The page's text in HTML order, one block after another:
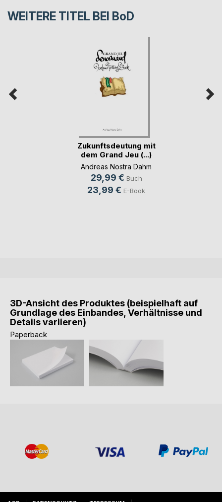
WEITERE TITEL BEI BoD
Zukunftsdeutung mit
dem Grand Jeu (...)
Andreas Nostra Dahm
29,99 € Buch
23,99 € E-Book
3D-Ansicht des Produktes (beispielhaft auf
Grundlage des Einbandes, Verhältnisse und
Details variieren)
Paperback